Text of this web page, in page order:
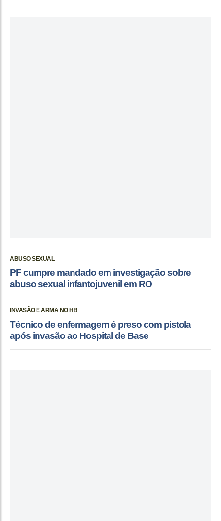
ABUSO SEXUAL
PF cumpre mandado em investigação sobre
abuso sexual infantojuvenil em RO
INVASÃO E ARMA NO HB
Técnico de enfermagem é preso com pistola
após invasão ao Hospital de Base